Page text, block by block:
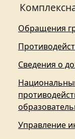
Обращения
Сведения о
Управление